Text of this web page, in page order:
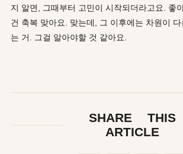
지 알면, 그때부터 고민이 시작되더라고요. 좋
건 축복 맞아요. 맞는데, 그 이후에는 차원이
는 거. 그걸 알아야할 것 같아요.
SHARE THIS
ARTICLE